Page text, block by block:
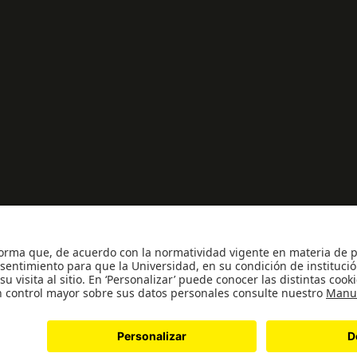
como Universidad: Decreto 1297 del 30 de mayo de 1964.